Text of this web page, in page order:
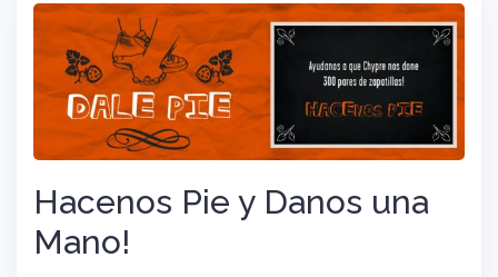
Hacenos Pie y Danos una
Mano!